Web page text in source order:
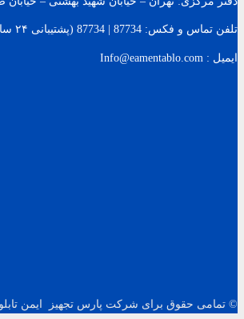
تلفن تماس و فکس: 87734 | 87734 (پشتیبانی ۲۴ ساعته، ۷ روز هفته)
ایمیل : Info@eamentablo.com
© تمامی حقوق برای شرکت پارس تجهیز ایمن